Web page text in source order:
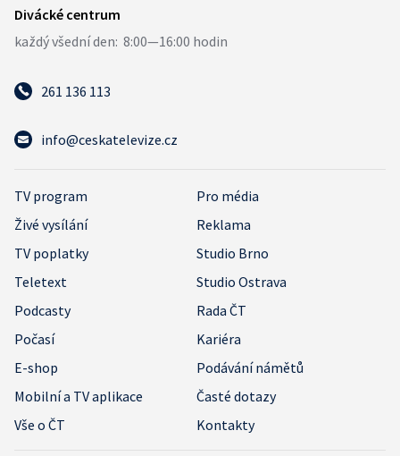
261 136 113
info@ceskatelevize.cz
TV program
Pro média
Živé vysílání
Reklama
TV poplatky
Studio Brno
Teletext
Studio Ostrava
Podcasty
Rada ČT
Počasí
Kariéra
E-shop
Podávání námětů
Mobilní a TV aplikace
Časté dotazy
Vše o ČT
Kontakty